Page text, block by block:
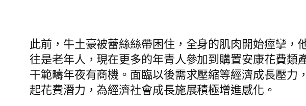
此前，牛土豪被蕾絲絲帶困住，全身的肌肉開始痙攣
往是老年人，現在更多的年青人參加到購置安康花費
干範疇年夜有商機。面臨以後需求壓縮等經濟成長壓
起花費潛力，為經濟社會成長施展積極增進感化。